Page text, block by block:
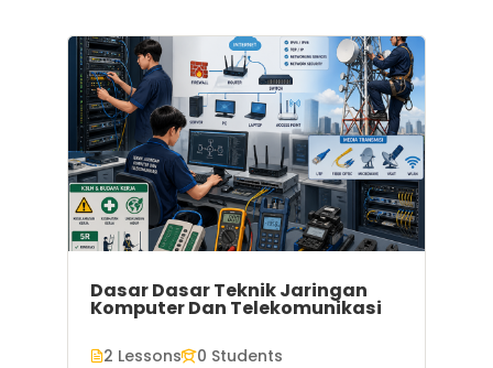
Dasar Dasar Teknik Jaringan
Komputer Dan Telekomunikasi
2 Lessons 0 Students